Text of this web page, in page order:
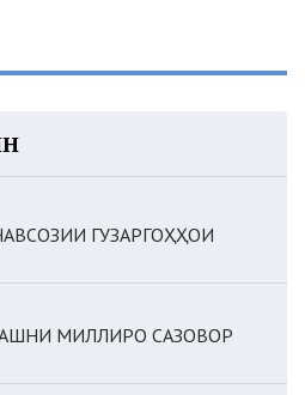
ГУЗАРГОҲҲОИ
МИЛЛИРО САЗОВОР